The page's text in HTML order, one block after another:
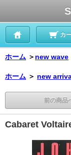
カ
ホーム ＞ new wave
ホーム ＞ new
前の商品
Cabaret